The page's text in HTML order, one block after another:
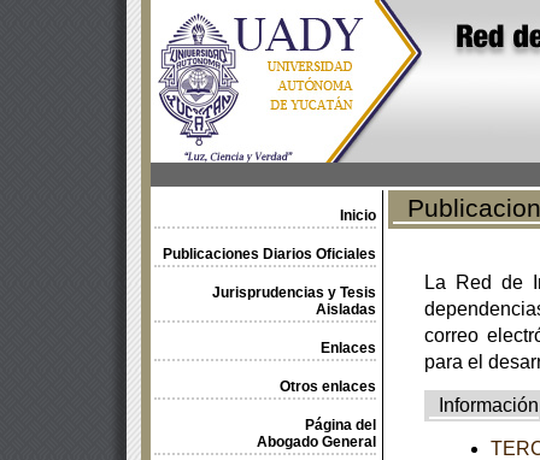
Inicio
Publicaciones Diarios Oficiales
Jurisprudencias y Tesis
Aisladas
Enlaces
Otros enlaces
Página del
Abogado General
La Red de
correo
para el
Información